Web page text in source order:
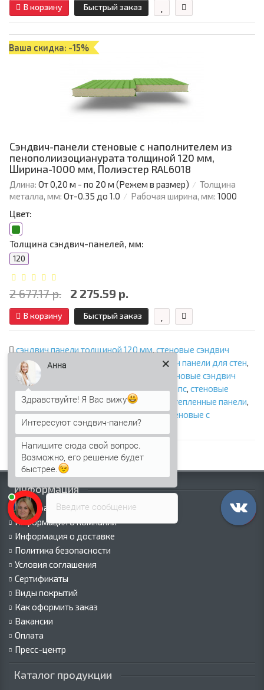
В корзину Быстрый заказ
Ваша скидка: -15%
Сэндвич-панели стеновые с наполнителем из
пенополиизоцианурата толщиной 120 мм,
Ширина-1000 мм, Полиэстер RAL6018
Длина: От 0,20 м - по 20 м (Режем в размер)
Толщина
металла, мм: От-0.35 до 1.0 Рабочая ширина, мм: 1000
Цвет:
Толщина сэндвич-панелей, мм:
120
2 677.17 р. 2 275.59 р.
В корзину Быстрый заказ
сэндвич панели толщиной 120 мм, стеновые сэндвич
панели, сэндвич панели стеновые сэндвич панели для стен,
стеновые сэндвич панели с минватой
стеновые сэндвич
панели с ппу,стеновые сэндвич панели с ппс, стеновые
сэндвич панели с пир,стеновые панели утепленные панели,
панели с утеплителем,сэндвич панели стеновые с
наполнителем, фасадные сэндвич панели
Информация
Палитра RAL
Информация о компании
Информация о доставке
Политика безопасности
Условия соглашения
Сертификаты
Виды покрытий
Как оформить заказ
Вакансии
Оплата
Пресс-центр
Каталог продукции
Введите сообщение
Анна
Здравствуйте! Я Вас вижу
Интересуют сэндвич-панели?
Напишите сюда свой вопрос.
Возможно, его решение будет
быстрее.